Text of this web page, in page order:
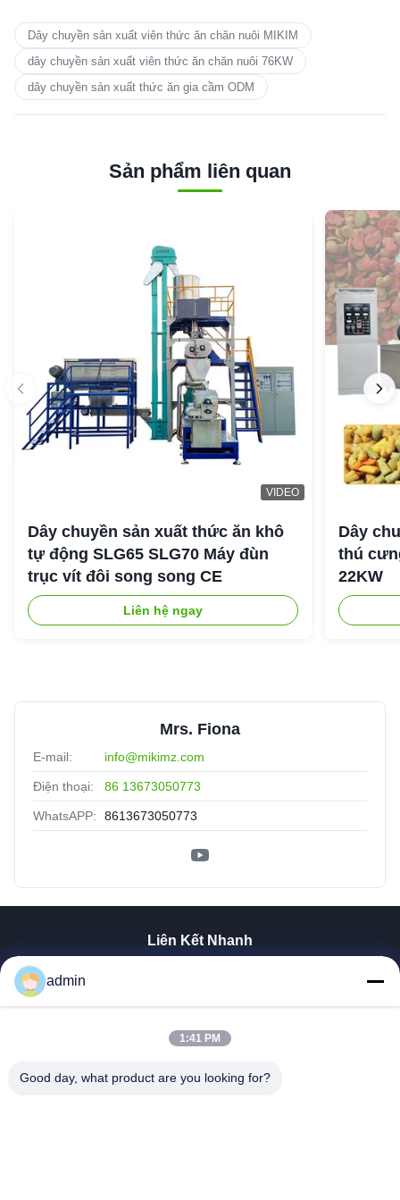
Dây chuyền sản xuất viên thức ăn chăn nuôi MIKIM
dây chuyền sản xuất viên thức ăn chăn nuôi 76KW
dây chuyền sản xuất thức ăn gia cầm ODM
Sản phẩm liên quan
VIDEO
Dây chuyền sản xuất thức ăn khô
tự động SLG65 SLG70 Máy đùn
trục vít đôi song song CE
Liên hệ ngay
Dây
thú
22KW
Mrs. Fiona
E-mail: info@mikimz.com
Điện thoại: 86 13673050773
WhatsAPP: 8613673050773
Liên Kết Nhanh
Về Chúng Tôi
Kiểm Soát Chất Lượng
admin
1:41 PM
Good day, what product are you looking for?